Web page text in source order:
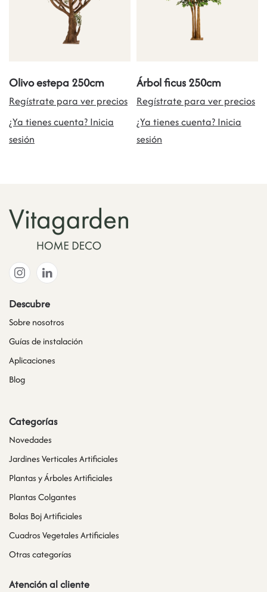
Olivo estepa 250cm
Regístrate para ver precios
¿Ya tienes cuenta? Inicia
sesión
Árbol ficus 250cm
Regístrate para ver precios
¿Ya tienes cuenta? Inicia
sesión
Descubre
Sobre nosotros
Guías de instalación
Aplicaciones
Blog
Categorías
Novedades
Jardines Verticales Artificiales
Plantas y Árboles Artificiales
Plantas Colgantes
Bolas Boj Artificiales
Cuadros Vegetales Artificiales
Otras categorías
Atención al cliente